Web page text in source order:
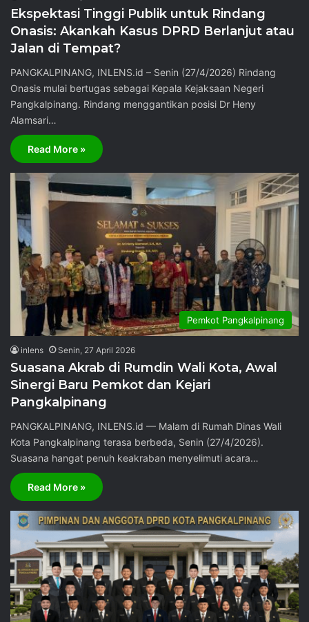
​Ekspektasi Tinggi Publik untuk Rindang
Onasis: Akankah Kasus DPRD Berlanjut atau
Jalan di Tempat?
PANGKALPINANG, INLENS.id – Senin (27/4/2026) Rindang
Onasis mulai bertugas sebagai Kepala Kejaksaan Negeri
Pangkalpinang. Rindang menggantikan posisi Dr Heny
Alamsari…
Read More »
Pemkot Pangkalpinang
inlens Senin, 27 April 2026
Suasana Akrab di Rumdin Wali Kota, Awal
Sinergi Baru Pemkot dan Kejari
Pangkalpinang
PANGKALPINANG, INLENS.id — Malam di Rumah Dinas Wali
Kota Pangkalpinang terasa berbeda, Senin (27/4/2026).
Suasana hangat penuh keakraban menyelimuti acara…
Read More »